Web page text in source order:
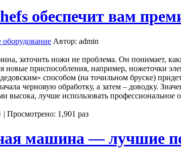
обеспечит вам
оборудование Автор: admin
заточить ножи не проблема. Он понимает,
новые приспособления, например, ножеточки
способом (на точильном бруске)
черновую обработку, а затем – доводку.
высока, лучше использовать профессиональное
| Просмотрено: 1,901 раз
машина — лучшие